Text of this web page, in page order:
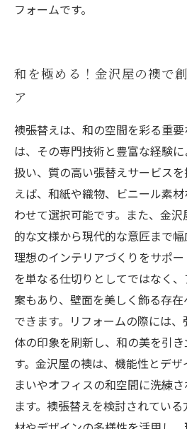
フォームです。
和を極める！金沢屋の襖で
ア
襖張替えは、和の空間を彩る重
は、その専門技術と豊富な経験
扱い、質の高い張替えサービス
えば、和紙や織物、ビニール素
わせて選択可能です。また、金
的な文様から現代的な意匠まで
理想のインテリアづくりをサポ
を単なる仕切りとしてではなく
案もあり、壁面を美しく飾る存
できます。リフォームの際には
体の印象を刷新し、和の美を引
す。金沢屋の襖は、機能性とデ
まいやオフィスの和空間に洗練
ます。襖張替えを検討されてい